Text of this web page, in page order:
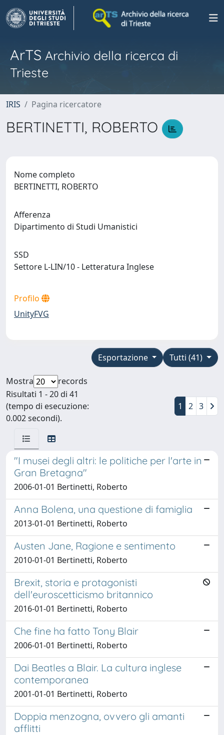
ArTS Archivio della ricerca di
Trieste
IRIS Pagina ricercatore
BERTINETTI, ROBERTO
Nome completo
BERTINETTI, ROBERTO
Afferenza
Dipartimento di Studi Umanistici
SSD
Settore L-LIN/10 - Letteratura Inglese
Profilo
UnityFVG
Tutti (41)
Esportazione
Mostra
records
Risultati 1 - 20 di 41
(tempo di esecuzione:
0.002 secondi).
1 2 3
"I musei degli altri: le politiche per l'arte in
Gran Bretagna"
2006-01-01 Bertinetti, Roberto
Anna Bolena, una questione di famiglia
2013-01-01 Bertinetti, Roberto
Austen Jane, Ragione e sentimento
2010-01-01 Bertinetti, Roberto
Brexit, storia e protagonisti
dell'euroscetticismo britannico
2016-01-01 Bertinetti, Roberto
Che fine ha fatto Tony Blair
2006-01-01 Bertinetti, Roberto
Dai Beatles a Blair. La cultura inglese
contemporanea
2001-01-01 Bertinetti, Roberto
Doppia menzogna, ovvero gli amanti
afflitti